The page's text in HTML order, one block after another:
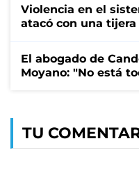
Violencia en el
atacó con una
El abogado de
Moyano: "No está
TU